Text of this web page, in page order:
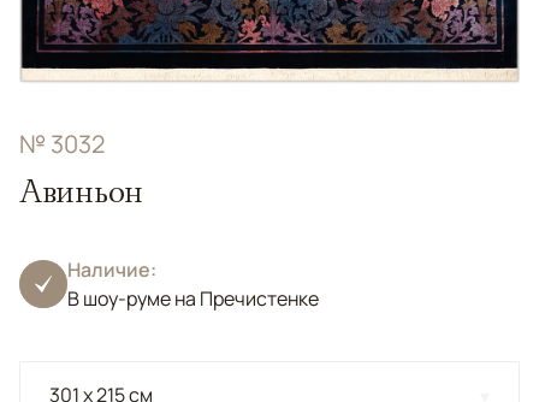
№ 3032
Авиньон
Наличие:
В шоу-руме на Пречистенке
301 x 215 см